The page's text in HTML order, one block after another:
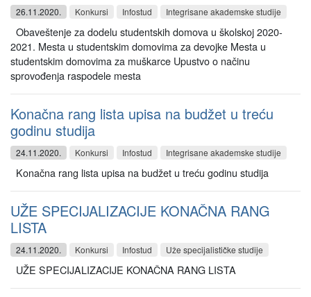
26.11.2020. Konkursi Infostud Integrisane akademske studije
Obaveštenje za dodelu studentskih domova u školskoj 2020-
2021. Mesta u studentskim domovima za devojke Mesta u
studentskim domovima za muškarce Upustvo o načinu
sprovođenja raspodele mesta
Konačna rang lista upisa na budžet u treću
godinu studija
24.11.2020. Konkursi Infostud Integrisane akademske studije
Konačna rang lista upisa na budžet u treću godinu studija
UŽE SPECIJALIZACIJE KONAČNA RANG
LISTA
24.11.2020. Konkursi Infostud Uže specijalističke studije
UŽE SPECIJALIZACIJE KONAČNA RANG LISTA